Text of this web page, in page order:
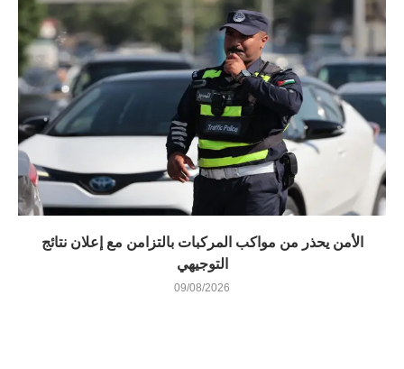
الأمن يحذر من مواكب المركبات بالتزامن مع إعلان نتائج
التوجيهي
09/08/2026